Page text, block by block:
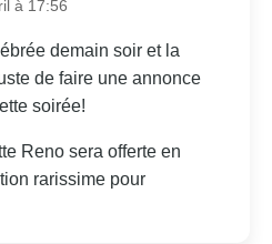
à 17:56
demain soir et la
de faire une annonce
soirée!
Reno sera offerte en
rarissime pour